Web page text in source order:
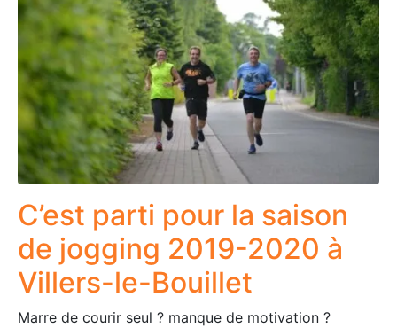
C’est parti pour la saison
de jogging 2019-2020 à
Villers-le-Bouillet
Marre de courir seul ? manque de motivation ?